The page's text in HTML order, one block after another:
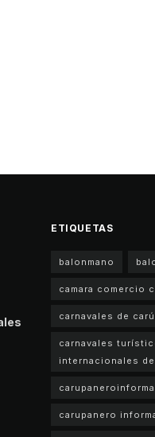
ETIQUETAS
balonmano
camara comercio
carnavales de
carnavales
internacionales
carupaneroinforma
carupanero